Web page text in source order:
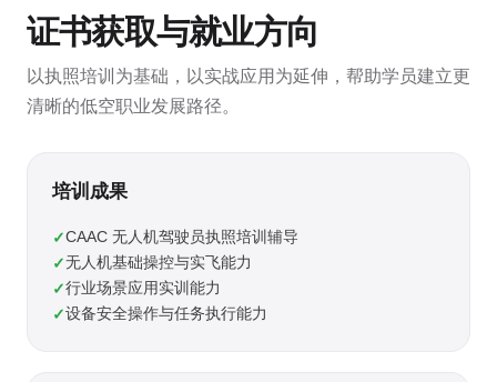
证书获取与就业方向
以执照培训为基础，以实战应用为延伸，帮助学员建立更
清晰的低空职业发展路径。
培训成果
CAAC 无人机驾驶员执照培训辅导
无人机基础操控与实飞能力
行业场景应用实训能力
设备安全操作与任务执行能力